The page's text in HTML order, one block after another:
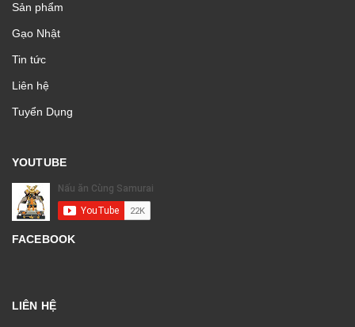
Sản phẩm
Gạo Nhật
Tin tức
Liên hệ
Tuyển Dụng
YOUTUBE
FACEBOOK
LIÊN HỆ